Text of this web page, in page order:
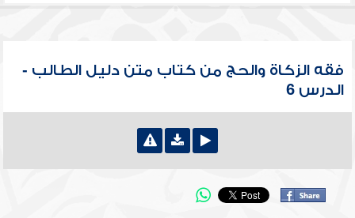
فقه الزكاة والحج من كتاب متن دليل الطالب -
الدرس 6